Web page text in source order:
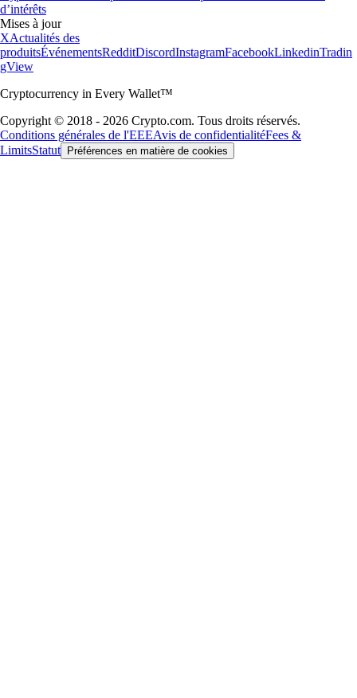
d’intérêts
Mises à jour
XActualités des
produitsÉvénementsRedditDiscordInstagramFacebookLinkedinTradin
gView
Cryptocurrency in Every Wallet™
Copyright © 2018 - 2026 Crypto.com. Tous droits réservés.
Conditions générales de l'EEEAvis de confidentialitéFees &
LimitsStatut Préférences en matière de cookies